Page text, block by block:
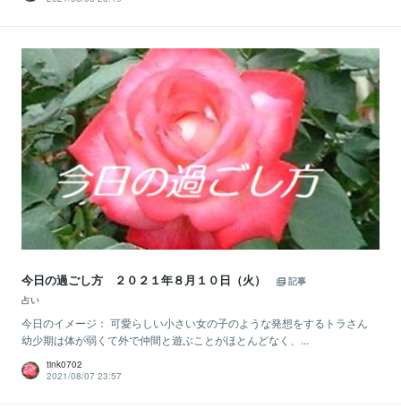
今日の過ごし方 ２０２１年８月１０日（火）
記事
占い
今日のイメージ： 可愛らしい小さい女の子のような発想をするトラさん
幼少期は体が弱くて外で仲間と遊ぶことがほとんどなく、...
tink0702
2021/08/07 23:57